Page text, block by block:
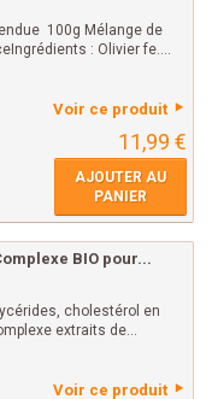
100g Mélange de
: Olivier fe....
Voir ce produit
11,99 €
AJOUTER AU
PANIER
BIO pour...
cholestérol en
extraits de...
Voir ce produit